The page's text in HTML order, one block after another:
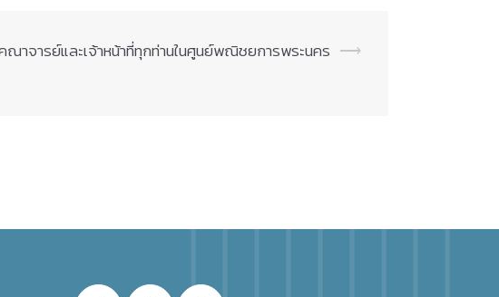
ณาจารย์และเจ้าหน้าที่ทุกท่านในศูนย์พณิชยการพระนคร ⟶